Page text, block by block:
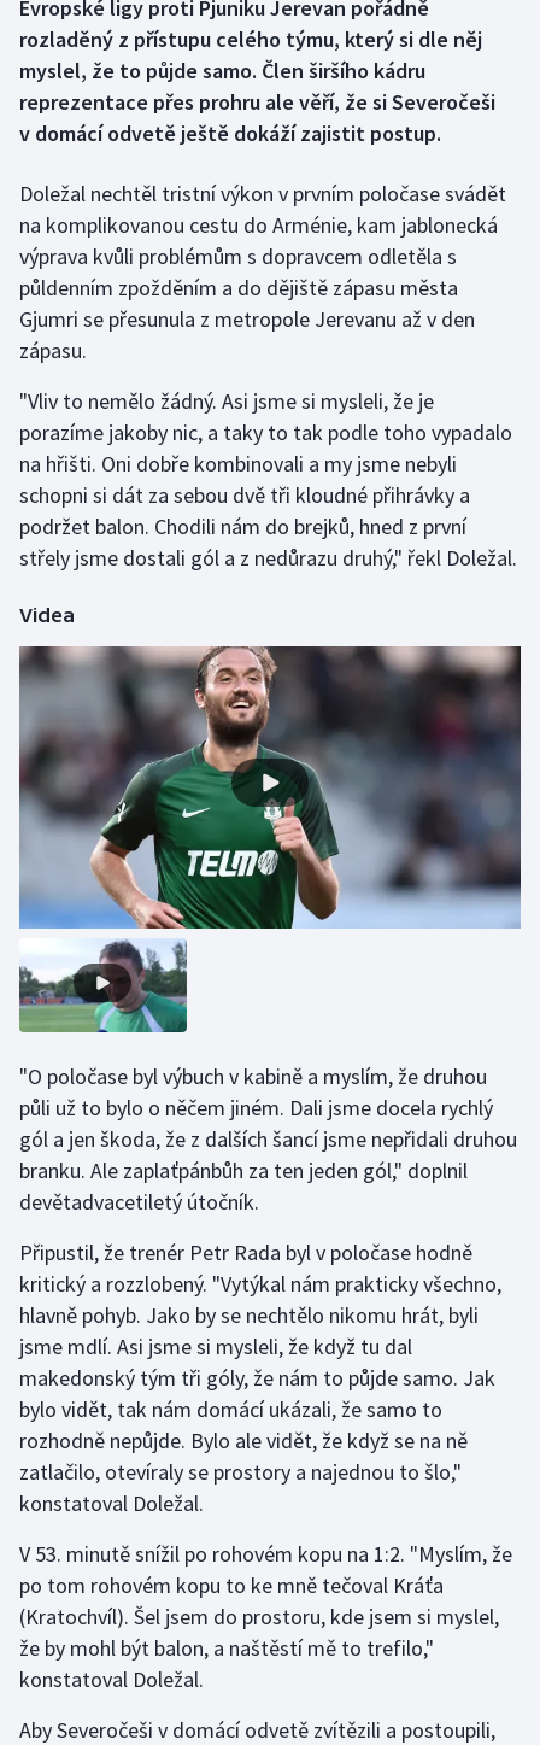
Curling
Dostihy
Florbal
Futsal
Golf
Gymnastika
Házená
Jezdectví
Judo
Krasobruslení
Lyže a snowboard
Moderní pětiboj
Motorsport
Olympijské hry
Parasport
Plavání
Plážový volejbal
Rychlobruslení
Rychlostní kanoistika
Sportovní střelba
Stolní tenis
Triatlon
Veslování
Vodní slalom
Volejbal
Ostatní
Evropské ligy proti Pjuniku Jerevan pořádně
rozladěný z přístupu celého týmu, který si dle něj
myslel, že to půjde samo. Člen širšího kádru
reprezentace přes prohru ale věří, že si Severočeši
v domácí odvetě ještě dokáží zajistit postup.
Doležal nechtěl tristní výkon v prvním poločase svádět
na komplikovanou cestu do Arménie, kam jablonecká
výprava kvůli problémům s dopravcem odletěla s
půldenním zpožděním a do dějiště zápasu města
Gjumri se přesunula z metropole Jerevanu až v den
zápasu.
"Vliv to nemělo žádný. Asi jsme si mysleli, že je
porazíme jakoby nic, a taky to tak podle toho vypadalo
na hřišti. Oni dobře kombinovali a my jsme nebyli
schopni si dát za sebou dvě tři kloudné přihrávky a
podržet balon. Chodili nám do brejků, hned z první
střely jsme dostali gól a z nedůrazu druhý," řekl Doležal.
Videa
"O poločase byl výbuch v kabině a myslím, že druhou
půli už to bylo o něčem jiném. Dali jsme docela rychlý
gól a jen škoda, že z dalších šancí jsme nepřidali druhou
branku. Ale zaplaťpánbůh za ten jeden gól," doplnil
devětadvacetiletý útočník.
Připustil, že trenér Petr Rada byl v poločase hodně
kritický a rozzlobený. "Vytýkal nám prakticky všechno,
hlavně pohyb. Jako by se nechtělo nikomu hrát, byli
jsme mdlí. Asi jsme si mysleli, že když tu dal
makedonský tým tři góly, že nám to půjde samo. Jak
bylo vidět, tak nám domácí ukázali, že samo to
rozhodně nepůjde. Bylo ale vidět, že když se na ně
zatlačilo, otevíraly se prostory a najednou to šlo,"
konstatoval Doležal.
V 53. minutě snížil po rohovém kopu na 1:2. "Myslím, že
po tom rohovém kopu to ke mně tečoval Kráťa
(Kratochvíl). Šel jsem do prostoru, kde jsem si myslel,
že by mohl být balon, a naštěstí mě to trefilo,"
konstatoval Doležal.
Aby Severočeši v domácí odvetě zvítězili a postoupili,